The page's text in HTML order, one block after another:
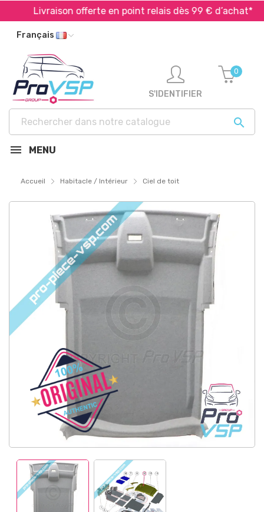
Livraison offerte en point relais dès 99 € d’achat*
Français

S'IDENTIFIER
0
MENU
Accueil Habitacle / Intérieur Ciel de toit